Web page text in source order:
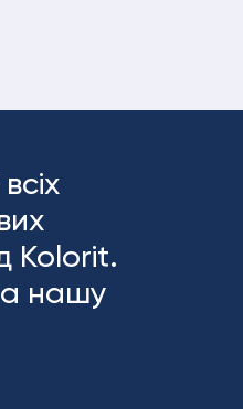
Kolorit.
нашу